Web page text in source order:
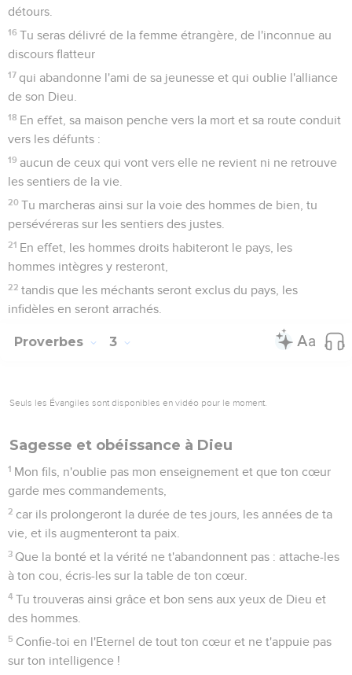
détours.
16 Tu seras délivré de la femme étrangère, de l'inconnue au
discours flatteur
17 qui abandonne l'ami de sa jeunesse et qui oublie l'alliance
de son Dieu.
18 En effet, sa maison penche vers la mort et sa route conduit
vers les défunts :
19 aucun de ceux qui vont vers elle ne revient ni ne retrouve
les sentiers de la vie.
20 Tu marcheras ainsi sur la voie des hommes de bien, tu
persévéreras sur les sentiers des justes.
21 En effet, les hommes droits habiteront le pays, les
hommes intègres y resteront,
22 tandis que les méchants seront exclus du pays, les
infidèles en seront arrachés.
Proverbes 3
Seuls les Évangiles sont disponibles en vidéo pour le moment.
Sagesse et obéissance à Dieu
1 Mon fils, n'oublie pas mon enseignement et que ton cœur
garde mes commandements,
2 car ils prolongeront la durée de tes jours, les années de ta
vie, et ils augmenteront ta paix.
3 Que la bonté et la vérité ne t'abandonnent pas : attache-les
à ton cou, écris-les sur la table de ton cœur.
4 Tu trouveras ainsi grâce et bon sens aux yeux de Dieu et
des hommes.
5 Confie-toi en l'Eternel de tout ton cœur et ne t'appuie pas
sur ton intelligence !